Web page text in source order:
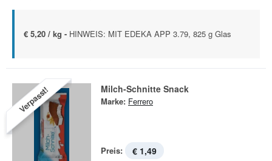
€ 5,20 / kg - HINWEIS: MIT EDEKA APP 3.79, 825 g Glas
Verpasst! Milch-Schnitte Snack
Marke: Ferrero
Preis: € 1,49